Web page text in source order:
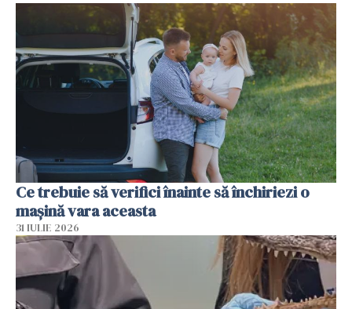
Ce trebuie să verifici înainte să închiriezi o
mașină vara aceasta
31 IULIE 2026